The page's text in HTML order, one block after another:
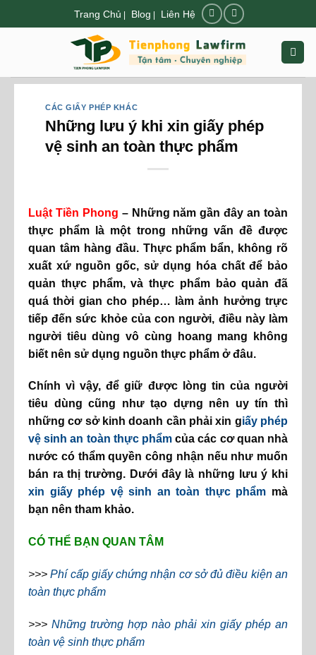
đến
Trang Chủ | Blog | Liên Hệ
CÁC GIẤY PHÉP KHÁC
Những lưu ý khi xin giấy phép
vệ sinh an toàn thực phẩm
Luật Tiền Phong – Những năm gần đây an toàn
thực phẩm là một trong những vấn đề được
quan tâm hàng đầu. Thực phẩm bẩn, không rõ
xuất xứ nguồn gốc, sử dụng hóa chất để bảo
quản thực phẩm, và thực phẩm bảo quản đã
quá thời gian cho phép… làm ảnh hưởng trực
tiếp đến sức khỏe của con người, điều này làm
người tiêu dùng vô cùng hoang mang không
biết nên sử dụng nguồn thực phẩm ở đâu.
Chính vì vậy, để giữ được lòng tin của người
tiêu dùng cũng như tạo dựng nên uy tín thì
những cơ sở kinh doanh cần phải xin giấy phép
vệ sinh an toàn thực phẩm của các cơ quan nhà
nước có thẩm quyền công nhận nếu như muốn
bán ra thị trường. Dưới đây là những lưu ý khi
xin giấy phép vệ sinh an toàn thực phẩm mà
bạn nên tham khảo.
CÓ THỂ BẠN QUAN TÂM
>>>Phí cấp giấy chứng nhận cơ sở đủ điều kiện an
toàn thực phẩm
>>> Những trường hợp nào phải xin giấy phép an
toàn vệ sinh thực phẩm